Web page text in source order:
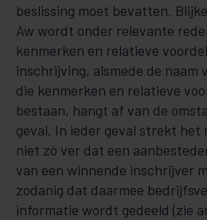
beslissing moet bevatten.
Aw wordt onder relevante
kenmerken en relatieve
inschrijving, alsmede de naam
die kenmerken en relatieve
bestaan, hangt af van de
geval. In ieder geval strekt het
niet zó ver dat een
van een winnende inschrijver
zodanig dat daarmee
informatie wordt gedeeld (zie